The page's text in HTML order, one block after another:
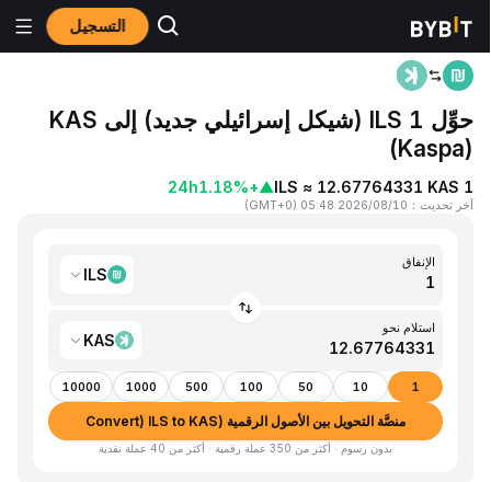
التسجيل المنزٍل ILS to KAS
حوِّل 1 ILS (شيكل إسرائيلي جديد) إلى KAS
(Kaspa)
1 ILS ≈ 12.67764331 KAS
▲
+1.18%
24h
آخر تحديث：
2026/08/10 05:48
(
GMT+0
)
الإنفاق
ILS
استلام نحو
KAS
1
10
50
100
500
1000
10000
منصَّة التحويل بين الأصول الرقمية (Convert) ILS to KAS
بدون رسوم · أكثر من 350 عملة رقمية · أكثر من 40 عملة نقدية